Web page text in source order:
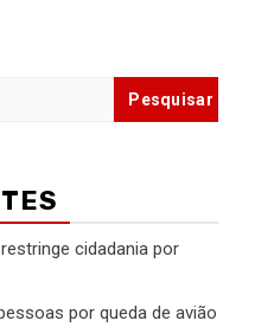
cidadania por
por queda de avião